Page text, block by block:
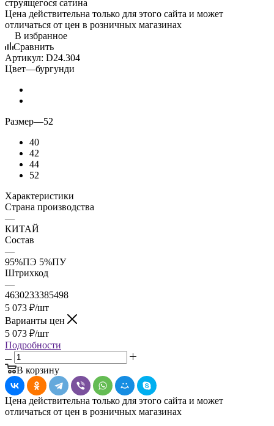
Цена действительна только для этого сайта и может
отличаться от цен в розничных магазинах
В избранное
Сравнить
Артикул: D24.304
Цвет—бургунди
Размер—52
40
42
44
52
Характеристики
Страна производства
—
КИТАЙ
Состав
—
95%ПЭ 5%ПУ
Штрихкод
—
4630233385498
5 073 ₽/шт
Варианты цен
5 073 ₽/шт
Подробности
В корзину
Цена действительна только для этого сайта и может
отличаться от цен в розничных магазинах